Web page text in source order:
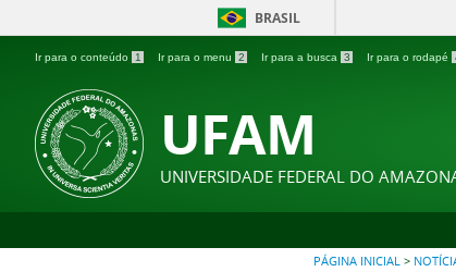
BRASIL
Ir para o conteúdo 1 Ir para o menu 2 Ir para a busca 3 Ir para o rodapé
UFAM
UNIVERSIDADE FEDERAL DO
PÁGINA INICIAL >